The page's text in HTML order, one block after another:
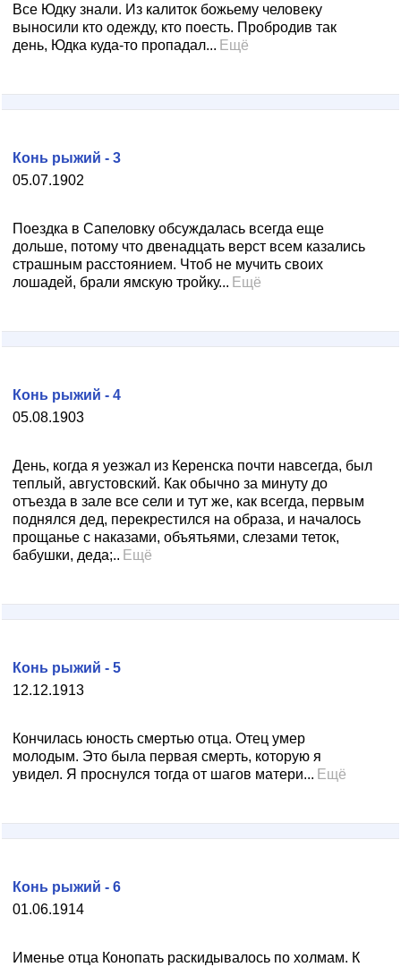
Все Юдку знали. Из калиток божьему человеку
выносили кто одежду, кто поесть. Пробродив так
день, Юдка куда-то пропадал... Ещё
05.07.1902
Конь рыжий - 3
Поездка в Сапеловку обсуждалась всегда еще
дольше, потому что двенадцать верст всем казались
страшным расстоянием. Чтоб не мучить своих
лошадей, брали ямскую тройку... Ещё
05.08.1903
Конь рыжий - 4
День, когда я уезжал из Керенска почти навсегда, был
теплый, августовский. Как обычно за минуту до
отъезда в зале все сели и тут же, как всегда, первым
поднялся дед, перекрестился на образа, и началось
прощанье с наказами, объятьями, слезами теток,
бабушки, деда;.. Ещё
12.12.1913
Конь рыжий - 5
Кончилась юность смертью отца. Отец умер
молодым. Это была первая смерть, которую я
увидел. Я проснулся тогда от шагов матери... Ещё
01.06.1914
Конь рыжий - 6
Именье отца Конопать раскидывалось по холмам. К